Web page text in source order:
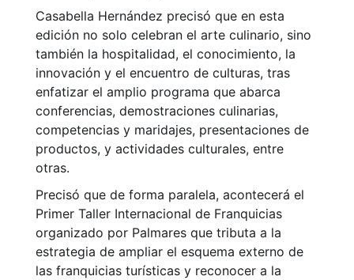
Casabella Hernández precisó que en esta
edición no solo celebran el arte culinario, sino
también la hospitalidad, el conocimiento, la
innovación y el encuentro de culturas, tras
enfatizar el amplio programa que abarca
conferencias, demostraciones culinarias,
competencias y maridajes, presentaciones de
productos, y actividades culturales, entre
otras.
Precisó que de forma paralela, acontecerá el
Primer Taller Internacional de Franquicias
organizado por Palmares que tributa a la
estrategia de ampliar el esquema externo de
las franquicias turísticas y reconocer a la